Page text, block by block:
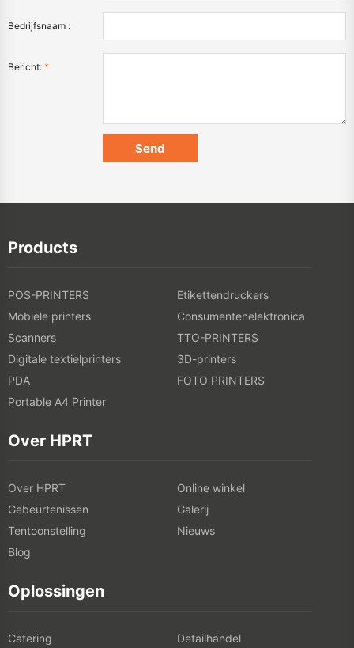
Bedrijfsnaam :
Bericht: *
Products
POS-PRINTERS
Etikettendruckers
Mobiele printers
Consumentenelektronica
Scanners
TTO-PRINTERS
Digitale textielprinters
3D-printers
PDA
FOTO PRINTERS
Portable A4 Printer
Over HPRT
Over HPRT
Online winkel
Gebeurtenissen
Galerij
Tentoonstelling
Nieuws
Blog
Oplossingen
Catering
Detailhandel